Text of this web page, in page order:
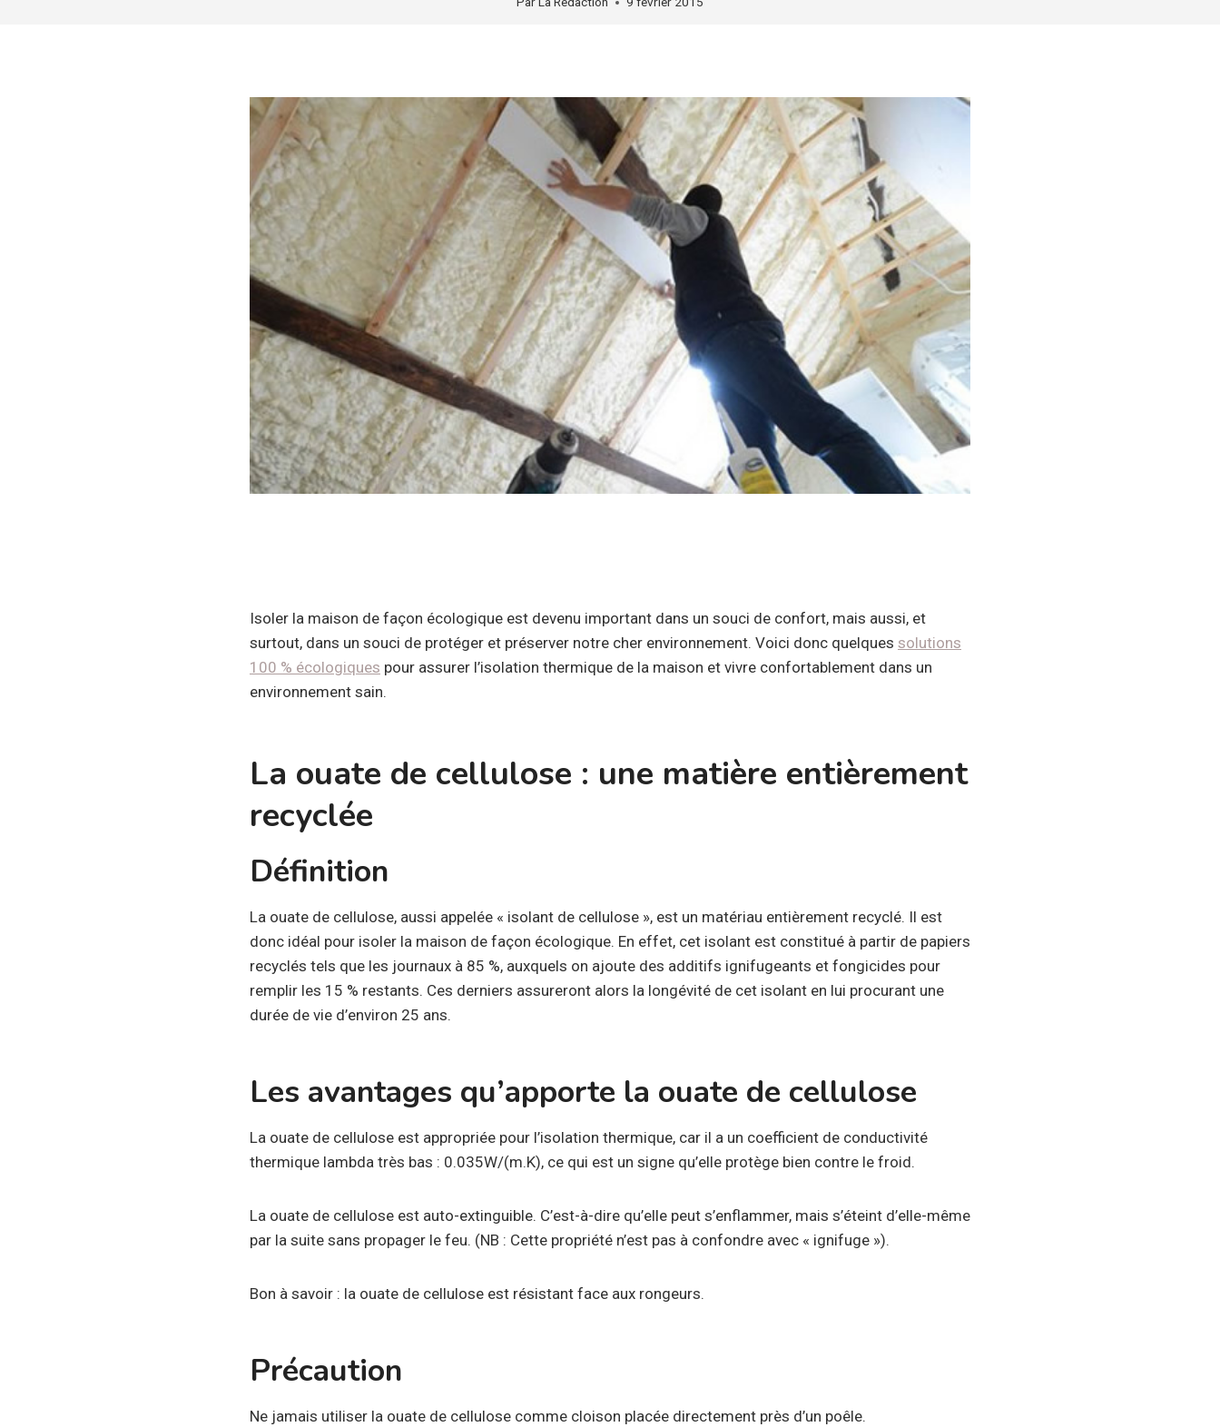
Isoler la maison de façon écologique est devenu important dans un souci de confort, mais aussi, et
surtout, dans un souci de protéger et préserver notre cher environnement. Voici donc quelques solutions
100 % écologiques pour assurer l’isolation thermique de la maison et vivre confortablement dans un
environnement sain.
La ouate de cellulose : une matière entièrement
recyclée
Définition
La ouate de cellulose, aussi appelée « isolant de cellulose », est un matériau entièrement recyclé. Il est
donc idéal pour isoler la maison de façon écologique. En effet, cet isolant est constitué à partir de papiers
recyclés tels que les journaux à 85 %, auxquels on ajoute des additifs ignifugeants et fongicides pour
remplir les 15 % restants. Ces derniers assureront alors la longévité de cet isolant en lui procurant une
durée de vie d’environ 25 ans.
Les avantages qu’apporte la ouate de cellulose
La ouate de cellulose est appropriée pour l’isolation thermique, car il a un coefficient de conductivité
thermique lambda très bas : 0.035W/(m.K), ce qui est un signe qu’elle protège bien contre le froid.
La ouate de cellulose est auto-extinguible. C’est-à-dire qu’elle peut s’enflammer, mais s’éteint d’elle-même
par la suite sans propager le feu. (NB : Cette propriété n’est pas à confondre avec « ignifuge »).
Bon à savoir : la ouate de cellulose est résistant face aux rongeurs.
Précaution
Ne jamais utiliser la ouate de cellulose comme cloison placée directement près d’un poêle.